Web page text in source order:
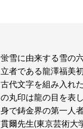
蛍雪に由来する雪の
立者である龍澤福美
古代文字を組み入れ
の丸印は龍の目を表
身で鋳金界の第一人
貫爾先生(東京芸術大